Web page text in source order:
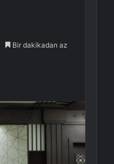
Bir dakikadan az